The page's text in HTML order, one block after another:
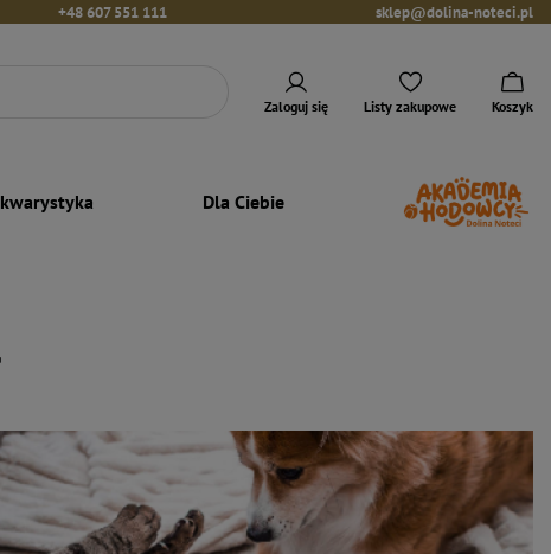
+48 607 551 111 sklep@dolina-noteci.pl
Zaloguj się Listy zakupowe Koszyk
Dla Ciebie